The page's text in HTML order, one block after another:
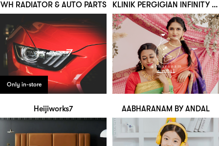
WH RADIATOR & AUTO PARTS KLINIK PERGIGIAN INFINITY DENTAL
Only in-store
Heijiworks7 AABHARANAM BY ANDAL